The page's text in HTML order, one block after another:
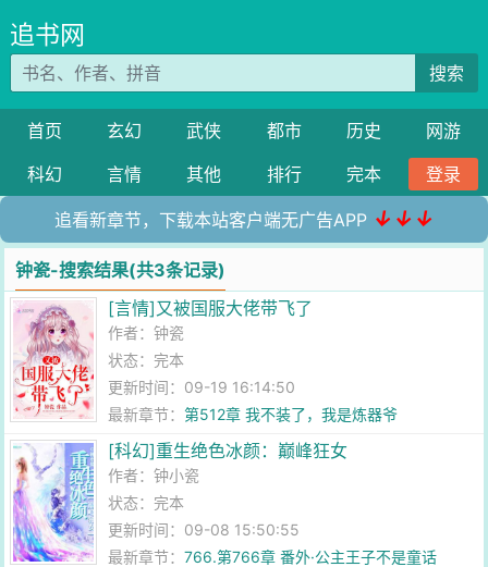
追书网
搜索
首页 玄幻 武侠 都市 历史
网游
科幻
言情 其他 排行 完本 登录
追看新章节，下载本站客户端无广告APP ↓↓↓
钟瓷-搜索结果(共3条记录)
[言情]又被国服大佬带飞了
作者：钟瓷
状态：完本
更新时间：09-19 16:14:50
最新章节：第512章 我不装了，我是炼器爷
[科幻]重生绝色冰颜：巅峰狂女
作者：钟小瓷
状态：完本
更新时间：09-08 15:50:55
最新章节：766.第766章 番外·公主王子不是童话